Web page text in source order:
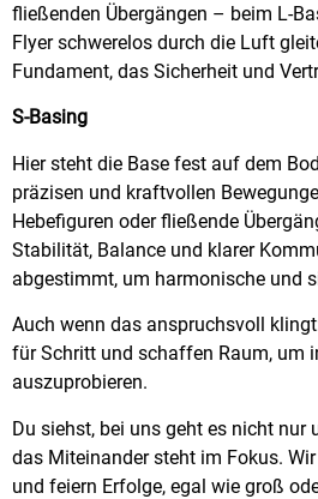
fließenden Übergängen – beim L-
Flyer schwerelos durch die Luft
Fundament, das Sicherheit und
S-Basing
Hier steht die Base fest auf dem
präzisen und kraftvollen
Hebefiguren oder fließende
Stabilität, Balance und klarer
abgestimmt, um harmonische und
Auch wenn das anspruchsvoll
für Schritt und schaffen Raum, um
auszuprobieren.
Du siehst, bei uns geht es nicht
das Miteinander steht im Fokus.
und feiern Erfolge, egal wie groß